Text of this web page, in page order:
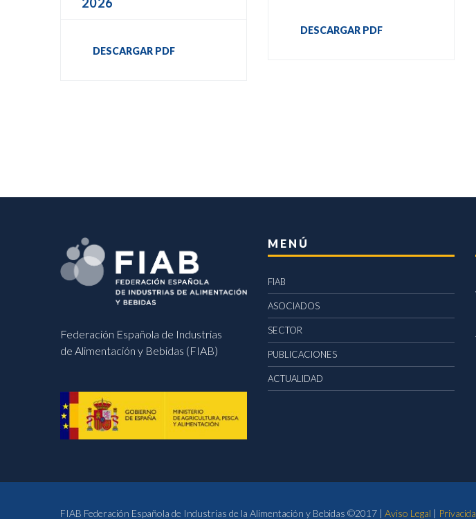
DESCARGAR PDF
DESCARGAR PDF
Federación Española de Industrias
de Alimentación y Bebidas (FIAB)
MENÚ
FIAB
ASOCIADOS
SECTOR
PUBLICACIONES
ACTUALIDAD
FIAB Federación Española de Industrias de la Alimentación y Bebidas ©2017 | Aviso Legal |